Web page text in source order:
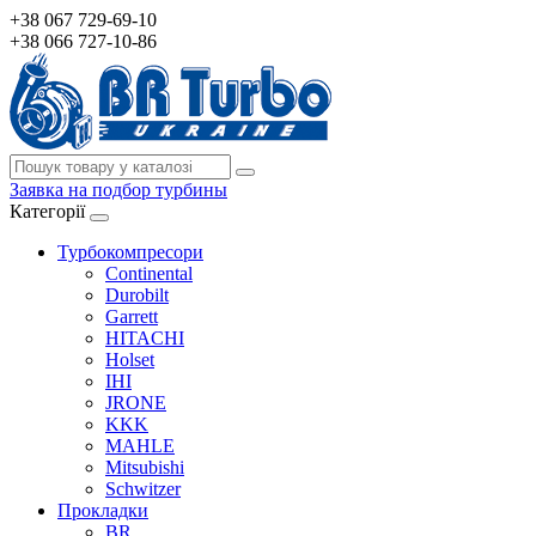
+38 067 729-69-10
+38 066 727-10-86
Заявка на подбор турбины
Категорії
Турбокомпресори
Continental
Durobilt
Garrett
HITACHI
Holset
IHI
JRONE
KKK
MAHLE
Mitsubishi
Schwitzer
Прокладки
BR